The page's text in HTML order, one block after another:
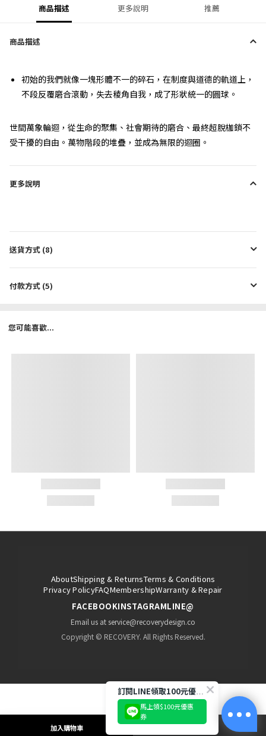
加入購物車 立即購買
商品描述 更多說明 推薦
商品描述
初始的我們就像一塊形體不一的碎石，在制度與道德的軌道上，
不段反覆磨合滾動，失去稜角自我，成了形狀統一的圓球。
世間萬象輪迴，從生命的聚集、社會期待的磨合、最終超脫枷鎖不
受干擾的自由。萬物階段的堆疊，並成為無限的迴圈。
更多說明
送貨方式 (8)
付款方式 (5)
您可能喜歡...
AboutShipping & ReturnsTerms & Conditions
Privacy PolicyFAQMembershipWarranty & Repair
FACEBOOKINSTAGRAMLINE@
Email us at service@recoverydesign.co
Copyright © RECOVERY. All Rights Reserved.
訂閱LINE領取100元優惠券!
馬上領$100元優惠
券